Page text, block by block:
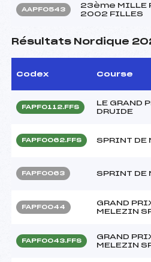
AAPF0543
23ème MILLE
2002 FILLES
Résultats Nordique
Codex Course
FAPF0112.FFS
LE GRAND
DRUIDE
FAPF0062.FFS SPRINT DE
FAPF0063 SPRINT DE
FAPF0044
GRAND
MELEZIN
FAPF0043.FFS
GRAND
MELEZIN